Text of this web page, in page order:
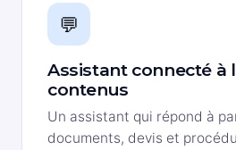
💬
Assistant connecté à
contenus
Un assistant qui répond à
documents, devis et